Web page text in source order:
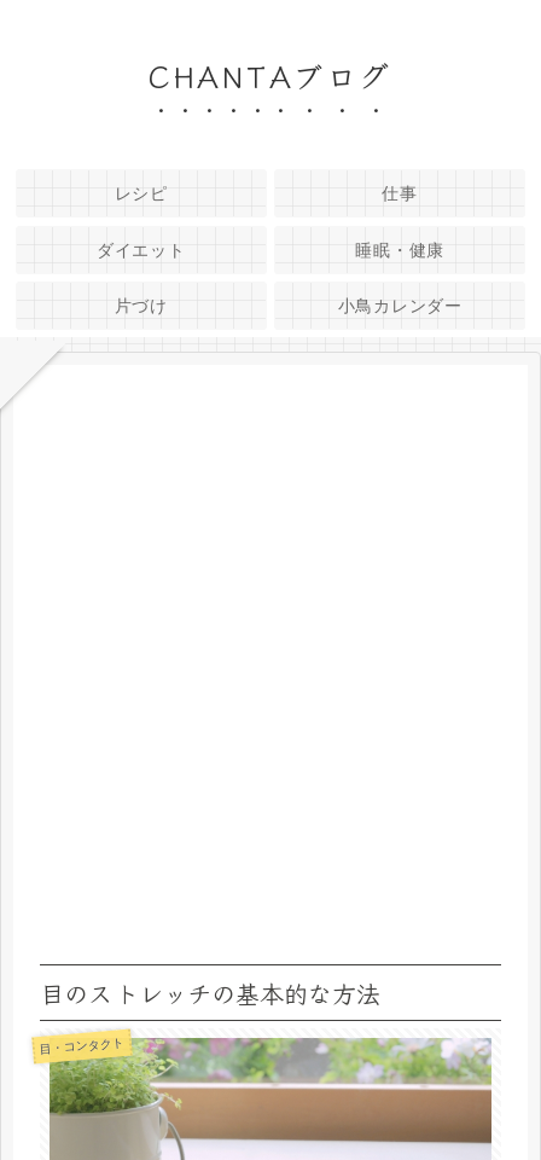
CHANTAブログ
レシピ 仕事
ダイエット 睡眠・健康
片づけ 小鳥カレンダー
目のストレッチの基本的な方法
目・コンタクト